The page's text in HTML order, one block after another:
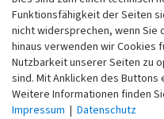
Erfassungsmethode
Übernahme aus
Empfohlene
Funktionsfähigkeit der Seiten
nicht widersprechen, wenn Sie
hinaus verwenden wir Cookies
Nutzbarkeit unserer Seiten zu
sind. Mit Anklicken des Buttons
Weitere Informationen finden
Impressum | Datenschutz